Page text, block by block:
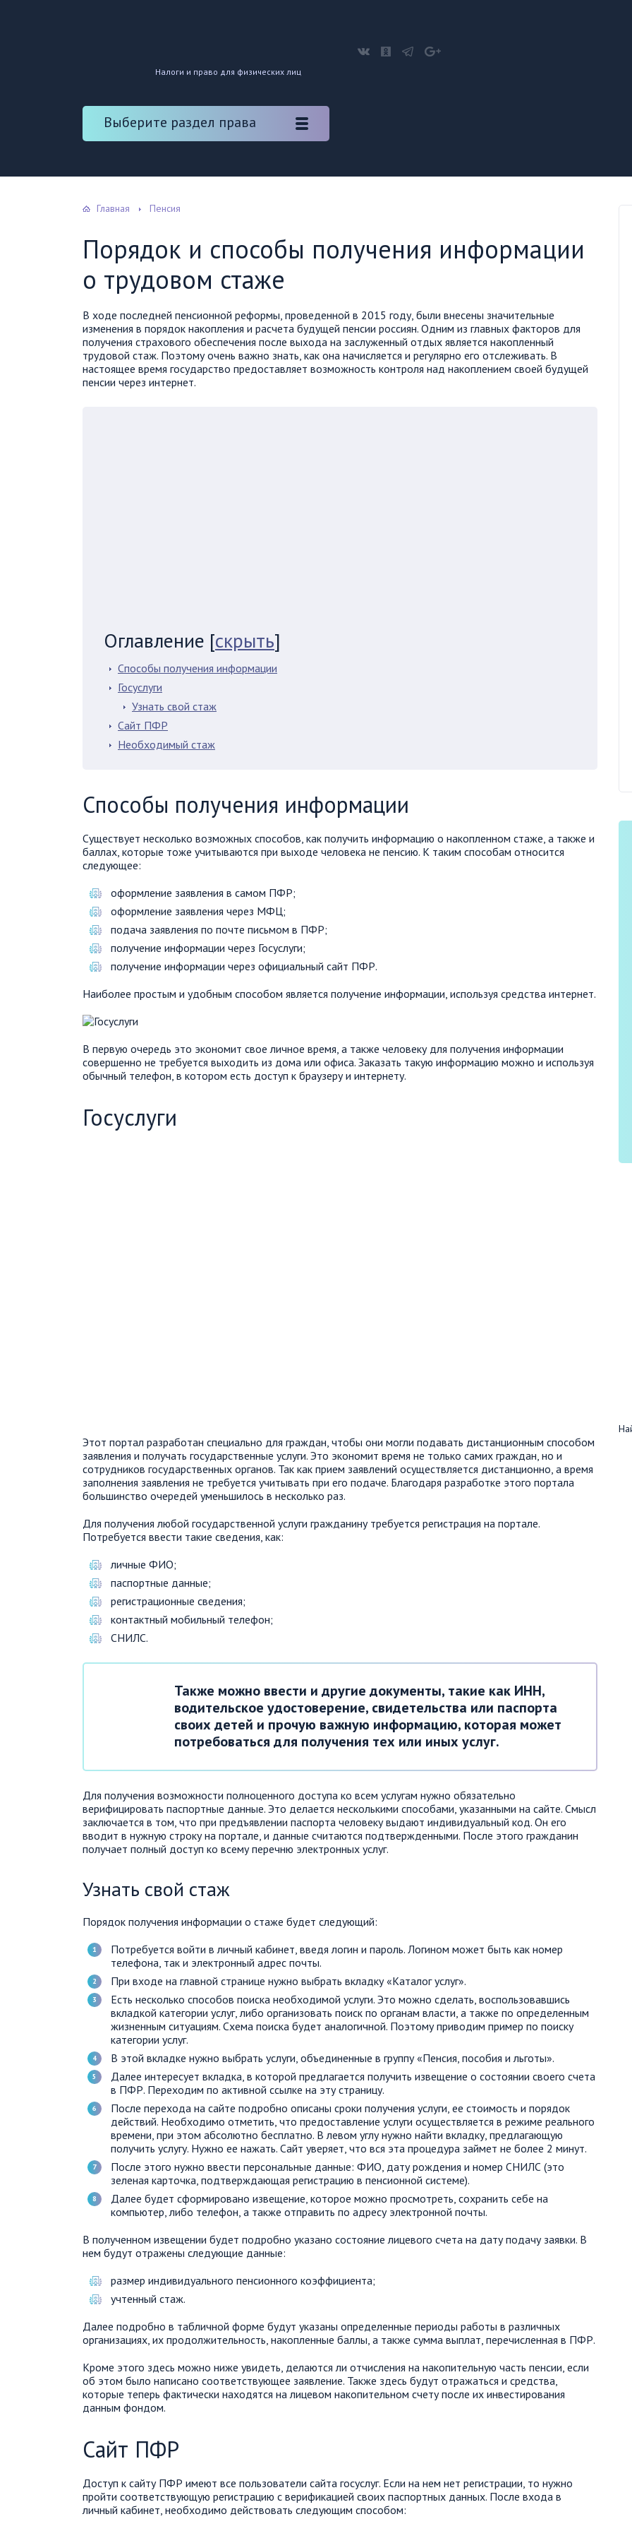
Налоги и право для физических лиц
Выберите раздел права
Главная Пенсия
Порядок и способы получения информации
о трудовом стаже
В ходе последней пенсионной реформы, проведенной в 2015 году, были внесены значительные
изменения в порядок накопления и расчета будущей пенсии россиян. Одним из главных факторов для
получения страхового обеспечения после выхода на заслуженный отдых является накопленный
трудовой стаж. Поэтому очень важно знать, как она начисляется и регулярно его отслеживать. В
настоящее время государство предоставляет возможность контроля над накоплением своей будущей
пенсии через интернет.
Оглавление [скрыть]
Способы получения информации
Госуслуги
Узнать свой стаж
Сайт ПФР
Необходимый стаж
Способы получения информации
Существует несколько возможных способов, как получить информацию о накопленном стаже, а также и
баллах, которые тоже учитываются при выходе человека не пенсию. К таким способам относится
следующее:
оформление заявления в самом ПФР;
оформление заявления через МФЦ;
подача заявления по почте письмом в ПФР;
получение информации через Госуслуги;
получение информации через официальный сайт ПФР.
Наиболее простым и удобным способом является получение информации, используя средства интернет.
В первую очередь это экономит свое личное время, а также человеку для получения информации
совершенно не требуется выходить из дома или офиса. Заказать такую информацию можно и используя
обычный телефон, в котором есть доступ к браузеру и интернету.
Госуслуги
Этот портал разработан специально для граждан, чтобы они могли подавать дистанционным способом
заявления и получать государственные услуги. Это экономит время не только самих граждан, но и
сотрудников государственных органов. Так как прием заявлений осуществляется дистанционно, а время
заполнения заявления не требуется учитывать при его подаче. Благодаря разработке этого портала
большинство очередей уменьшилось в несколько раз.
Для получения любой государственной услуги гражданину требуется регистрация на портале.
Потребуется ввести такие сведения, как:
личные ФИО;
паспортные данные;
регистрационные сведения;
контактный мобильный телефон;
СНИЛС.
Также можно ввести и другие документы, такие как ИНН,
водительское удостоверение, свидетельства или паспорта
своих детей и прочую важную информацию, которая может
потребоваться для получения тех или иных услуг.
Для получения возможности полноценного доступа ко всем услугам нужно обязательно
верифицировать паспортные данные. Это делается несколькими способами, указанными на сайте. Смысл
заключается в том, что при предъявлении паспорта человеку выдают индивидуальный код. Он его
вводит в нужную строку на портале, и данные считаются подтвержденными. После этого гражданин
получает полный доступ ко всему перечню электронных услуг.
Узнать свой стаж
Порядок получения информации о стаже будет следующий:
Потребуется войти в личный кабинет, введя логин и пароль. Логином может быть как номер
телефона, так и электронный адрес почты.
При входе на главной странице нужно выбрать вкладку «Каталог услуг».
Есть несколько способов поиска необходимой услуги. Это можно сделать, воспользовавшись
вкладкой категории услуг, либо организовать поиск по органам власти, а также по определенным
жизненным ситуациям. Схема поиска будет аналогичной. Поэтому приводим пример по поиску
категории услуг.
В этой вкладке нужно выбрать услуги, объединенные в группу «Пенсия, пособия и льготы».
Далее интересует вкладка, в которой предлагается получить извещение о состоянии своего счета
в ПФР. Переходим по активной ссылке на эту страницу.
После перехода на сайте подробно описаны сроки получения услуги, ее стоимость и порядок
действий. Необходимо отметить, что предоставление услуги осуществляется в режиме реального
времени, при этом абсолютно бесплатно. В левом углу нужно найти вкладку, предлагающую
получить услугу. Нужно ее нажать. Сайт уверяет, что вся эта процедура займет не более 2 минут.
После этого нужно ввести персональные данные: ФИО, дату рождения и номер СНИЛС (это
зеленая карточка, подтверждающая регистрацию в пенсионной системе).
Далее будет сформировано извещение, которое можно просмотреть, сохранить себе на
компьютер, либо телефон, а также отправить по адресу электронной почты.
В полученном извещении будет подробно указано состояние лицевого счета на дату подачу заявки. В
нем будут отражены следующие данные:
размер индивидуального пенсионного коэффициента;
учтенный стаж.
Далее подробно в табличной форме будут указаны определенные периоды работы в различных
организациях, их продолжительность, накопленные баллы, а также сумма выплат, перечисленная в ПФР.
Кроме этого здесь можно ниже увидеть, делаются ли отчисления на накопительную часть пенсии, если
об этом было написано соответствующее заявление. Также здесь будут отражаться и средства,
которые теперь фактически находятся на лицевом накопительном счету после их инвестирования
данным фондом.
Сайт ПФР
Доступ к сайту ПФР имеют все пользователи сайта госуслуг. Если на нем нет регистрации, то нужно
пройти соответствующую регистрацию с верификацией своих паспортных данных. После входа в
личный кабинет, необходимо действовать следующим способом: